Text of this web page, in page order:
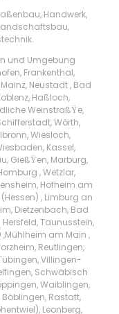
Handwerk,
und Umgebung
Frankenthal,
Neustadt , Bad
Haßloch,
WeinstraßŸe,
Wörth,
Wiesloch,
Kassel,
GießŸen, Marburg,
, Wetzlar,
Hofheim am
, Limburg an
Dietzenbach, Bad
Taunusstein,
,Mühlheim am Main ,
Reutlingen,
Villingen-
Schwäbisch
Waiblingen,
Rastatt,
Leonberg,